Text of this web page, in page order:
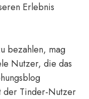
Erlebnis
bezahlen, mag
Nutzer, die das
der Tinder-Nutzer